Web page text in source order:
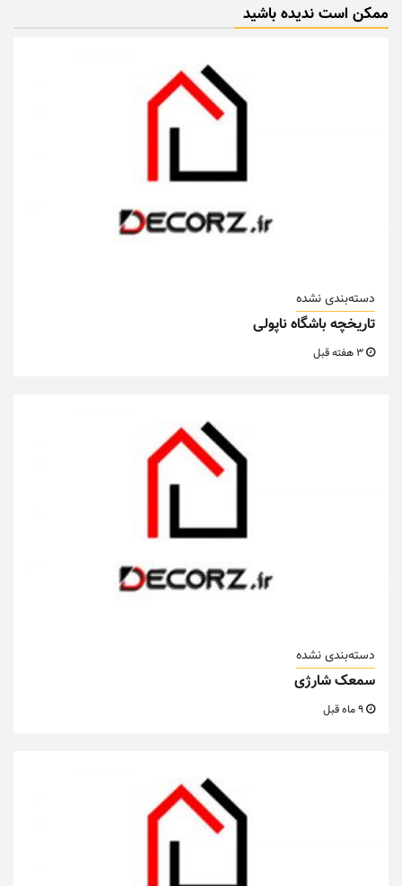
ممکن است ندیده باشید
دسته‌بندی نشده
تاریخچه باشگاه ناپولی
دسته‌بندی نشده
سمعک شارژی